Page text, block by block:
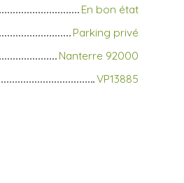
En bon état
Parking privé
Nanterre 92000
VP13885